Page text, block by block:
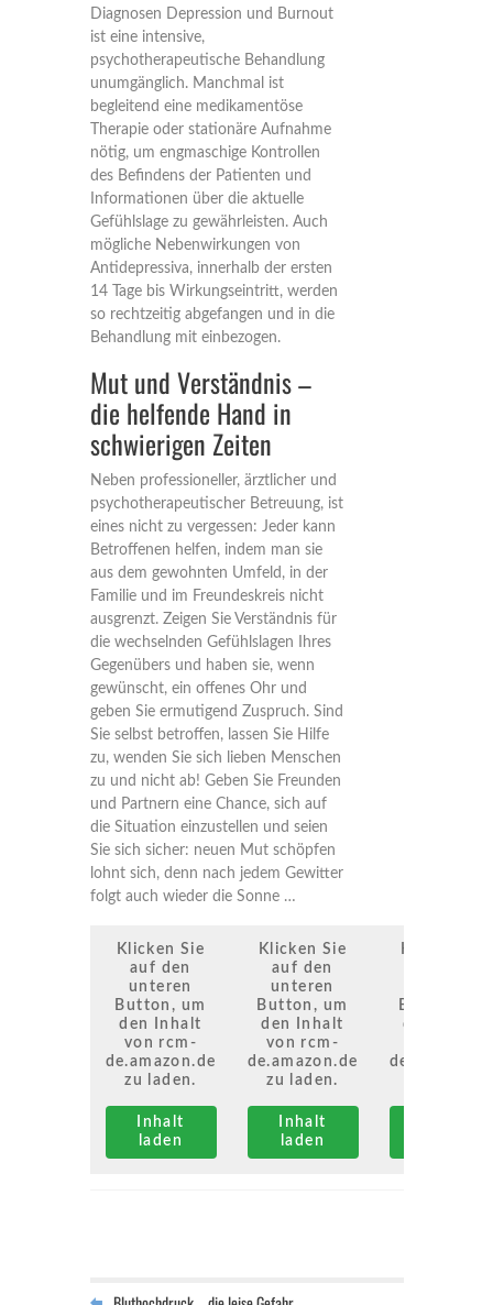
Diagnosen Depression und Burnout
ist eine intensive,
psychotherapeutische Behandlung
unumgänglich. Manchmal ist
begleitend eine medikamentöse
Therapie oder stationäre Aufnahme
nötig, um engmaschige Kontrollen
des Befindens der Patienten und
Informationen über die aktuelle
Gefühlslage zu gewährleisten. Auch
mögliche Nebenwirkungen von
Antidepressiva, innerhalb der ersten
14 Tage bis Wirkungseintritt, werden
so rechtzeitig abgefangen und in die
Behandlung mit einbezogen.
Mut und Verständnis –
die helfende Hand in
schwierigen Zeiten
Neben professioneller, ärztlicher und
psychotherapeutischer Betreuung, ist
eines nicht zu vergessen: Jeder kann
Betroffenen helfen, indem man sie
aus dem gewohnten Umfeld, in der
Familie und im Freundeskreis nicht
ausgrenzt. Zeigen Sie Verständnis für
die wechselnden Gefühlslagen Ihres
Gegenübers und haben sie, wenn
gewünscht, ein offenes Ohr und
geben Sie ermutigend Zuspruch. Sind
Sie selbst betroffen, lassen Sie Hilfe
zu, wenden Sie sich lieben Menschen
zu und nicht ab! Geben Sie Freunden
und Partnern eine Chance, sich auf
die Situation einzustellen und seien
Sie sich sicher: neuen Mut schöpfen
lohnt sich, denn nach jedem Gewitter
folgt auch wieder die Sonne …
Klicken Sie
auf den
unteren
Button, um
den Inhalt
von rcm-
de.amazon.de
zu laden.
Inhalt
laden
Klicken Sie
auf den
unteren
Button, um
den Inhalt
von rcm-
de.amazon.de
zu laden.
Inhalt
laden
Button, um
den Inhalt